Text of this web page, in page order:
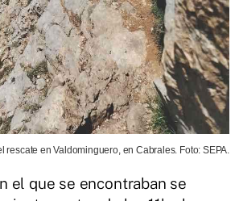
rescate en Valdominguero, en Cabrales. Foto: SEPA.
el que se encontraban se